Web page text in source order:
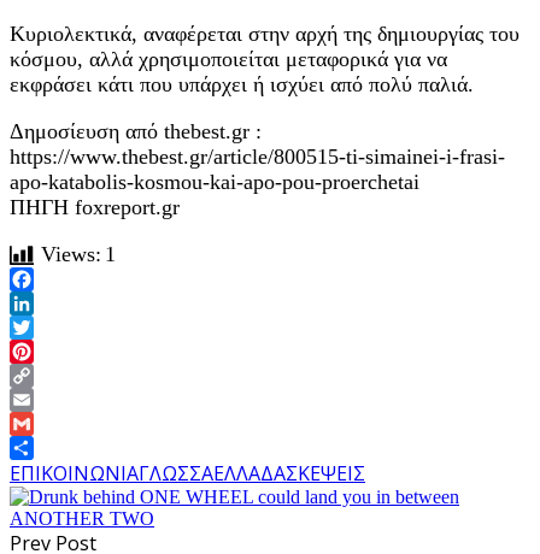
Κυριολεκτικά, αναφέρεται στην αρχή της δημιουργίας του
κόσμου, αλλά χρησιμοποιείται μεταφορικά για να
εκφράσει κάτι που υπάρχει ή ισχύει από πολύ παλιά.
Δημοσίευση από thebest.gr :
https://www.thebest.gr/article/800515-ti-simainei-i-frasi-
apo-katabolis-kosmou-kai-apo-pou-proerchetai
ΠΗΓΗ foxreport.gr
Views: 1
Facebook
LinkedIn
Twitter
Pinterest
Copy
Link
Email
Gmail
Share
EΠΙΚΟΙΝΩΝΙΑΓΛΩΣΣΑΕΛΛΑΔΑΣΚΕΨΕΙΣ
Prev Post